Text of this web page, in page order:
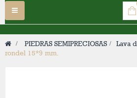
Navegación
Toggle
> PIEDRAS SEMIPRECIOSAS > Lava
rondel 15*9 mm.